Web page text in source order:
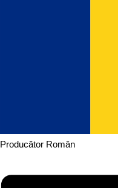
Producător Român